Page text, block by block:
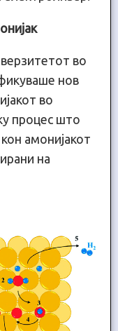
во
нов
во
процес што
амонијакот
на